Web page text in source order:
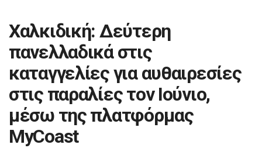
Χαλκιδική: Δεύτερη
πανελλαδικά στις
καταγγελίες για αυθαιρεσίες
στις παραλίες τον Ιούνιο,
μέσω της πλατφόρμας
MyCoast